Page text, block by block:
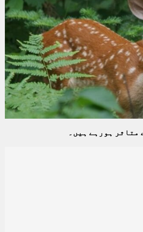
متاثر ہورہے ہیں۔